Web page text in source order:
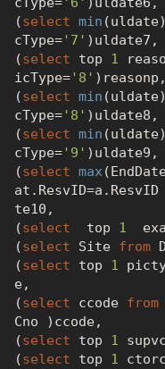
(select min
cType='7' )uldate7,
(select top 1
icType='8' )reasonp,
(select min
cType='8' )uldate8,
(select min
cType='9' )uldate9,
(select max
at.ResvID=
te10,
(select
  top
1
(select Site from
(select top 1
e,
(select ccode from
Cno )ccode,
(select top 1
(select top 1